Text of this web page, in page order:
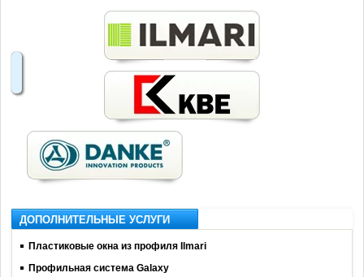
ДОПОЛНИТЕЛЬНЫЕ УСЛУГИ
Пластиковые окна из профиля Ilmari
Профильная система Galaxy